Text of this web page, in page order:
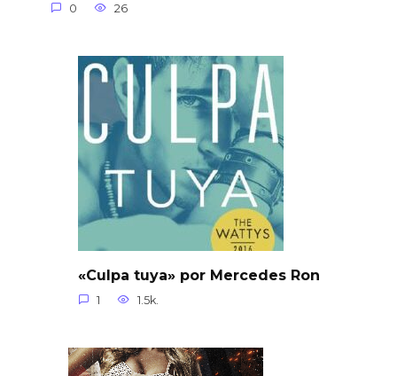
0 26
«Culpa tuya» por Mercedes Ron
1 1.5k.